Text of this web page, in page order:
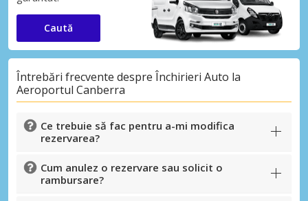
Caută
Întrebări frecvente despre Închirieri Auto la
Aeroportul Canberra
Ce trebuie să fac pentru a-mi modifica
rezervarea?
Cum anulez o rezervare sau solicit o
rambursare?